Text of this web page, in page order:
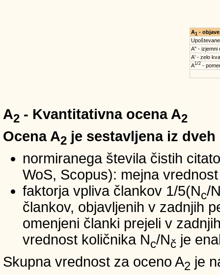
A1 - objave
A'' - izjemni
A' - zelo
A1/2-
A2 - Kvantitativna ocena A2
Ocena A2 je sestavljena iz
normiranega števila čistih
WoS, Scopus): mejna
faktorja vpliva člankov 1/5(Nc/
člankov, objavljenih v zadnjih
omenjeni članki prejeli v
vrednost količnika Nc/Nč je
Skupna vrednost za oceno A2 je